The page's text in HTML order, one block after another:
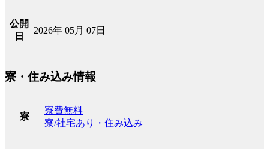
公開
日
2026年 05月 07日
寮・住み込み情報
寮
寮費無料
寮/社宅あり・住み込み